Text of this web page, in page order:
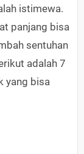
istimewa.
panjang bisa
sentuhan
adalah 7
yang bisa